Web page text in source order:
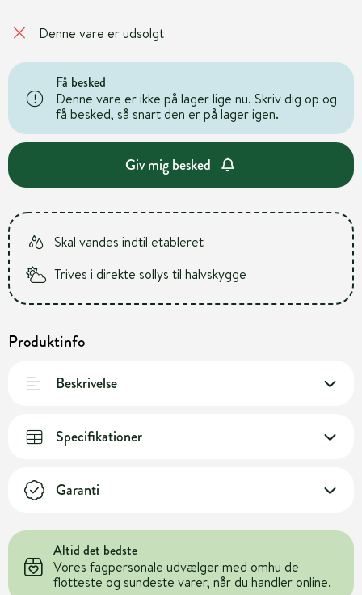
Denne vare er udsolgt
Få besked
Denne vare er ikke på lager lige nu. Skriv dig op og
få besked, så snart den er på lager igen.
Giv mig besked
Skal vandes indtil etableret
Trives i direkte sollys til halvskygge
Produktinfo
Beskrivelse
Specifikationer
Garanti
Altid det bedste
Vores fagpersonale udvælger med omhu de
flotteste og sundeste varer, når du handler online.